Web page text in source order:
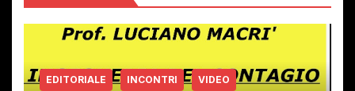
EDITORIALE INCONTRI VIDEO